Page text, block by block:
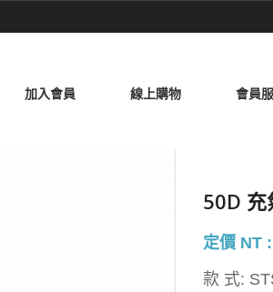
加入會員 線上購物 會員
50D 充
定價 NT
款 式: